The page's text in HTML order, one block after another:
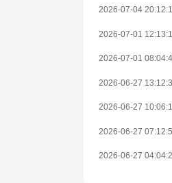
2026-07-04
2026-07-01
2026-07-01
2026-06-27
2026-06-27
2026-06-27
2026-06-27